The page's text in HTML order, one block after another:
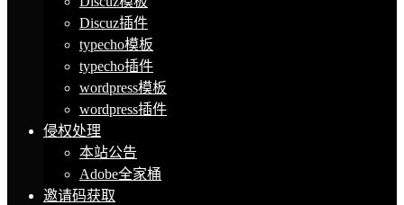
Discuz插件
typecho模板
typecho插件
wordpress模板
wordpress插件
侵权处理
本站公告
Adobe全家桶
邀请码获取